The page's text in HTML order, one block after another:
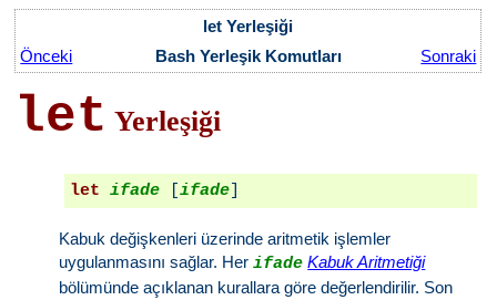
let Yerleşiği
Önceki
Bash Yerleşik Komutları Sonraki
let Yerleşiği
let ifade [ ifade
Kabuk değişkenleri üzerinde aritmetik işlemler
uygulanmasını sağlar. Herifade Kabuk Aritmetiği
bölümünde açıklanan kurallara göre değerlendirilir. Son